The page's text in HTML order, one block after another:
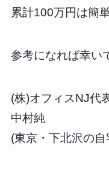
累計100万円は簡
参考になれば幸い
(株)オフィスNJ代
中村純
(東京・下北沢の自